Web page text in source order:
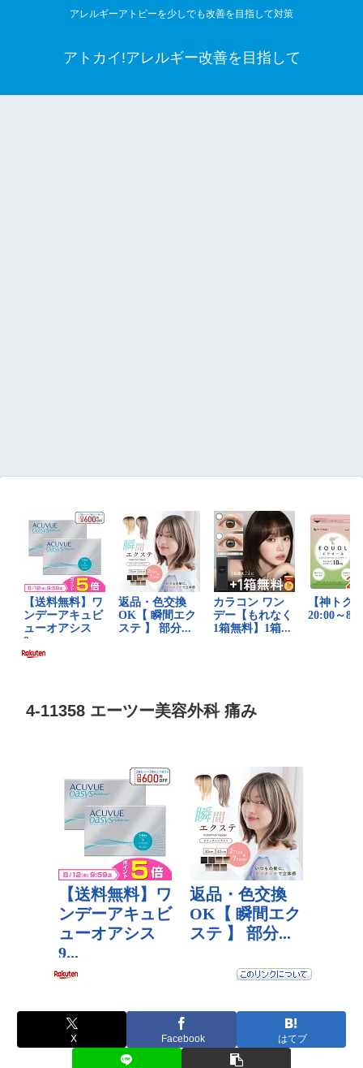
アレルギーアトピーを少しでも改善を目指して対策
アトカイ!アレルギー改善を目指して
4-11358 エーツー美容外科 痛み
X Facebook はてブ